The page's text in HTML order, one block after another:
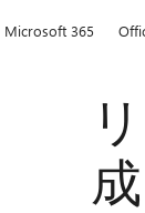
Microsoft 365